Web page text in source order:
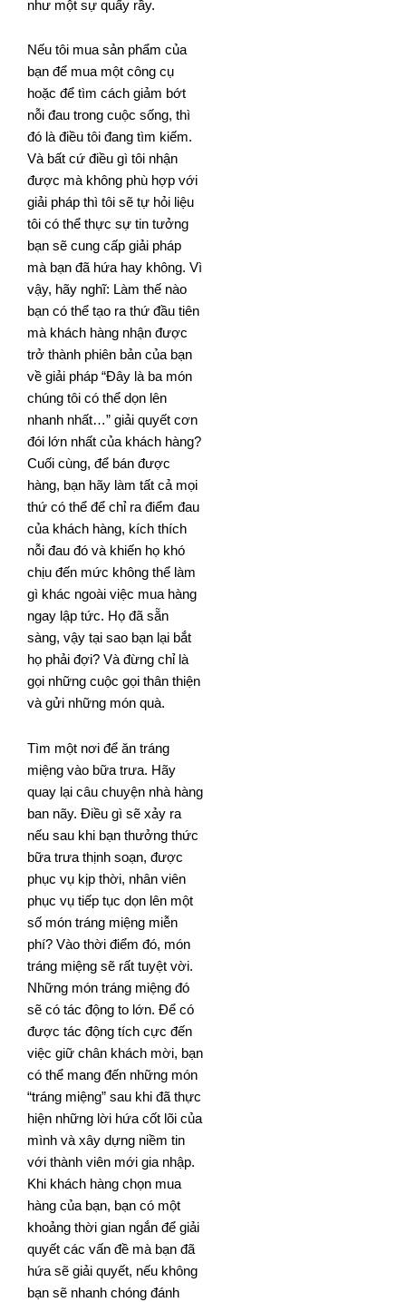
như một sự quấy rầy.
Nếu tôi mua sản phẩm của
bạn để mua một công cụ
hoặc để tìm cách giảm bớt
nỗi đau trong cuộc sống, thì
đó là điều tôi đang tìm kiếm.
Và bất cứ điều gì tôi nhận
được mà không phù hợp với
giải pháp thì tôi sẽ tự hỏi liệu
tôi có thể thực sự tin tưởng
bạn sẽ cung cấp giải pháp
mà bạn đã hứa hay không. Vì
vậy, hãy nghĩ: Làm thế nào
bạn có thể tạo ra thứ đầu tiên
mà khách hàng nhận được
trở thành phiên bản của bạn
về giải pháp “Đây là ba món
chúng tôi có thể dọn lên
nhanh nhất…” giải quyết cơn
đói lớn nhất của khách hàng?
Cuối cùng, để bán được
hàng, bạn hãy làm tất cả mọi
thứ có thể để chỉ ra điểm đau
của khách hàng, kích thích
nỗi đau đó và khiến họ khó
chịu đến mức không thể làm
gì khác ngoài việc mua hàng
ngay lập tức. Họ đã sẵn
sàng, vậy tại sao bạn lại bắt
họ phải đợi? Và đừng chỉ là
gọi những cuộc gọi thân thiện
và gửi những món quà.
Tìm một nơi để ăn tráng
miệng vào bữa trưa. Hãy
quay lại câu chuyện nhà hàng
ban nãy. Điều gì sẽ xảy ra
nếu sau khi bạn thưởng thức
bữa trưa thịnh soạn, được
phục vụ kịp thời, nhân viên
phục vụ tiếp tục dọn lên một
số món tráng miệng miễn
phí? Vào thời điểm đó, món
tráng miệng sẽ rất tuyệt vời.
Những món tráng miệng đó
sẽ có tác động to lớn. Để có
được tác động tích cực đến
việc giữ chân khách mời, bạn
có thể mang đến những món
“tráng miệng” sau khi đã thực
hiện những lời hứa cốt lõi của
mình và xây dựng niềm tin
với thành viên mới gia nhập.
Khi khách hàng chọn mua
hàng của bạn, bạn có một
khoảng thời gian ngắn để giải
quyết các vấn đề mà bạn đã
hứa sẽ giải quyết, nếu không
bạn sẽ nhanh chóng đánh